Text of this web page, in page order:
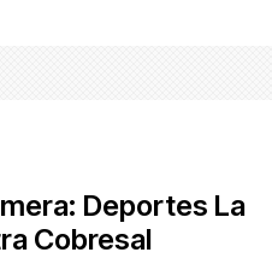
Deportes La
Cobresal